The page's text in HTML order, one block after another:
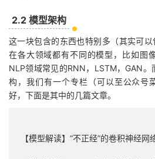
2.2 模型架构
这一块包含的东西也特别多（其实可
在各大领域都有不同的模型，比如图
NLP领域常见的RNN，LSTM，GAN
构，我们有一个专栏 （可以至公众号
好，下面是其中的几篇文章。
【模型解读】“不正经”的卷积神经网